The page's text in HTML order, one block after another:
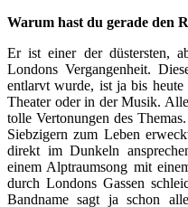
Warum hast du gerade den
Er ist einer der düstersten,
Londons Vergangenheit.
entlarvt wurde, ist ja bis
Theater oder in der Musik.
tolle Vertonungen des
Siebzigern zum Leben
direkt im Dunkeln
einem Alptraumsong mit
durch Londons Gassen
Bandname sagt ja schon